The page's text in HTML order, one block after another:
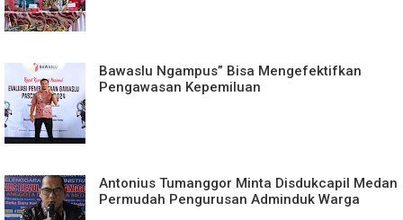
Bawaslu Ngampus” Bisa Mengefektifkan
Pengawasan Kepemiluan
Antonius Tumanggor Minta Disdukcapil Medan
Permudah Pengurusan Adminduk Warga